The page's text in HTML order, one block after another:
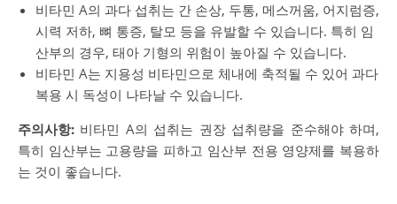
비타민 A의 과다 섭취는 간 손상, 두통, 메스꺼움, 어지럼증,
시력 저하, 뼈 통증, 탈모 등을 유발할 수 있습니다. 특히 임
산부의 경우, 태아 기형의 위험이 높아질 수 있습니다.
비타민 A는 지용성 비타민으로 체내에 축적될 수 있어 과다
복용 시 독성이 나타날 수 있습니다.
주의사항: 비타민 A의 섭취는 권장 섭취량을 준수해야 하며,
특히 임산부는 고용량을 피하고 임산부 전용 영양제를 복용하
는 것이 좋습니다.